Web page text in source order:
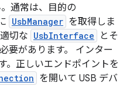
通常は、目的の
UsbManager を取得しま
切な UsbInterface
とそ
要があります。 インター
。正しいエンドポイントを
を開いて USB デバ